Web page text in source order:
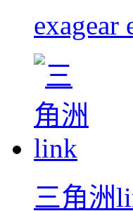
exagear
三角洲